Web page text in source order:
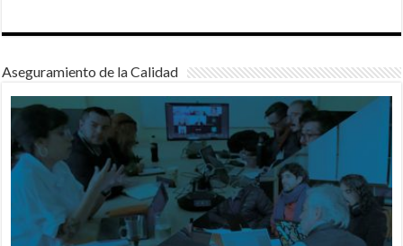
Aseguramiento de la Calidad